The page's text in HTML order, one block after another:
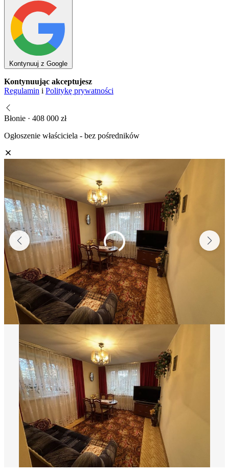
Kontynuuj z Google
Kontynuując akceptujesz
Regulamin i Politykę prywatności
Błonie · 408 000 zł
Ogłoszenie właściciela - bez pośredników